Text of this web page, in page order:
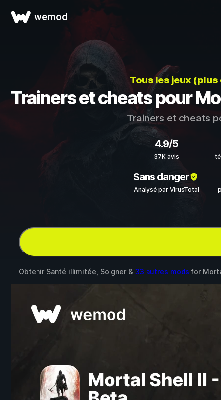
wemod
Tous les jeux
Trainers et cheats pour
Trainers et cheats
4.9/5
37K avis
Sans danger
Analysé par VirusTotal
Obtenir Santé illimitée, Soigner & 33 autres mods for